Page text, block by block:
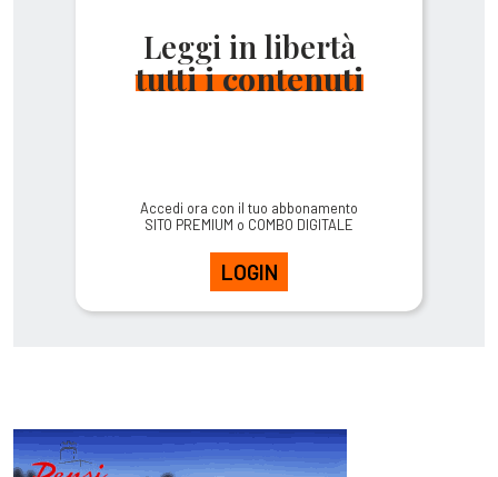
Leggi in libertà
tutti i contenuti
Accedi ora con il tuo abbonamento
SITO PREMIUM o COMBO DIGITALE
LOGIN